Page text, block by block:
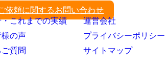
依頼に関するお問い合わせ
これまでの実績
様の声
質問
運営会社
プライバシーポリシー
サイトマップ